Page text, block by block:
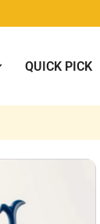
QUICK PICK